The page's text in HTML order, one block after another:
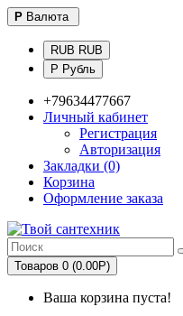
Р Валюта
RUB RUB
Р Рубль
+79634477667
Личный кабинет
Регистрация
Авторизация
Закладки (0)
Корзина
Оформление заказа
Товаров 0 (0.00Р)
Ваша корзина пуста!